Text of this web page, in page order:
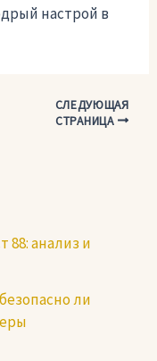
настрой в
СЛЕДУЮЩАЯ
СТРАНИЦА
88: анализ и
ли